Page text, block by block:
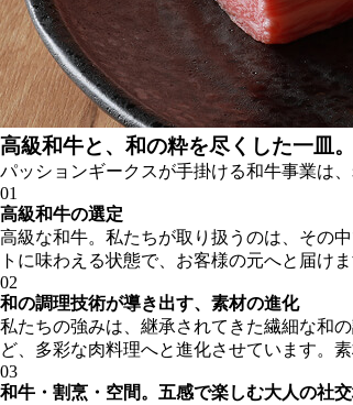
高級和牛と、和の粋を尽くした一皿。
パッションギークスが手掛ける和牛事業は
01
高級和牛の選定
高級な和牛。私たちが取り扱うのは、その
トに味わえる状態で、お客様の元へと届けま
02
和の調理技術が導き出す、素材の進化
私たちの強みは、継承されてきた繊細な和
ど、多彩な肉料理へと進化させています。
03
和牛・割烹・空間。五感で楽しむ大人の社